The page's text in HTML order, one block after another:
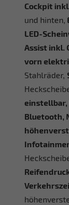
Cockpit
und hinten,
LED-
Assist inkl.
vorn
Stahlräder,
Bluetooth,